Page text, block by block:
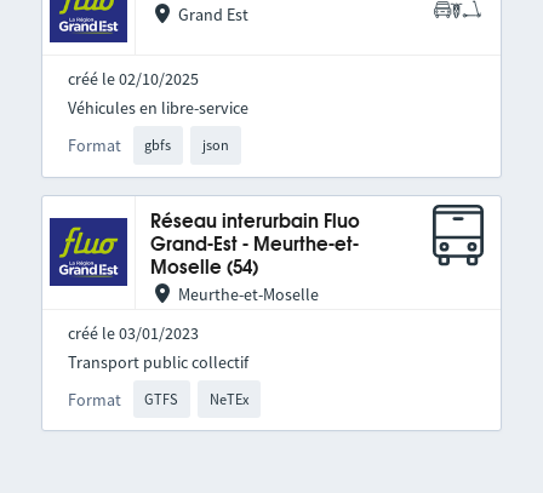
Grand Est
créé le 02/10/2025
Format gbfs json
Véhicules en libre-service
Réseau interurbain Fluo
Grand-Est - Meurthe-et-
Moselle (54)
Meurthe-et-Moselle
créé le 03/01/2023
Format GTFS NeTEx
Transport public collectif